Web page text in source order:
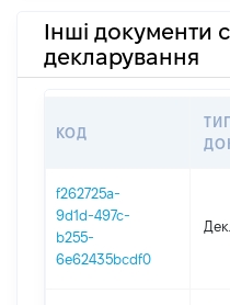
Інші документи
декларування
КОД
ТИП
f262725a-
9d1d-497c-
b255-
6e62435bcdf0